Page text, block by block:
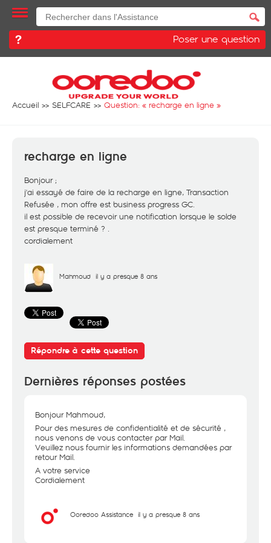
Poser une question
Accueil SELFCARE Question: « recharge en ligne »
recharge en ligne
Bonjour ;
j'ai essayé de faire de la recharge en ligne, Transaction
Refusée , mon offre est business progress GC.
il est possible de recevoir une notification lorsque le solde
est presque terminé ? .
cordialement
Mahmoud il y a presque 8 ans
Répondre à cette question
Dernières réponses postées
Bonjour Mahmoud,
Pour des mesures de confidentialité et de sécurité ,
nous venons de vous contacter par Mail.
Veuillez nous fournir les informations demandées par
retour Mail.
A votre service
Cordialement
Ooredoo Assistance il y a presque 8 ans